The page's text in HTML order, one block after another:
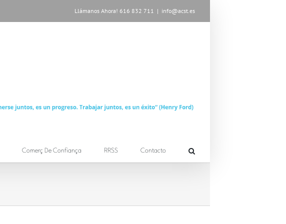
Llámanos Ahora! 616 832 711 | info@acst.es
Comerç De Confiança RRSS Contacto